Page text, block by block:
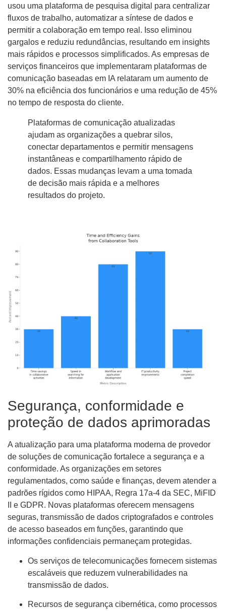
usou uma plataforma de pesquisa digital para centralizar
fluxos de trabalho, automatizar a síntese de dados e
permitir a colaboração em tempo real. Isso eliminou
gargalos e reduziu redundâncias, resultando em insights
mais rápidos e processos simplificados. As empresas de
serviços financeiros que implementaram plataformas de
comunicação baseadas em IA relataram um aumento de
30% na eficiência dos funcionários e uma redução de 45%
no tempo de resposta do cliente.
Plataformas de comunicação atualizadas
ajudam as organizações a quebrar silos,
conectar departamentos e permitir mensagens
instantâneas e compartilhamento rápido de
dados. Essas mudanças levam a uma tomada
de decisão mais rápida e a melhores
resultados do projeto.
Segurança, conformidade e
proteção de dados aprimoradas
A atualização para uma plataforma moderna de provedor
de soluções de comunicação fortalece a segurança e a
conformidade. As organizações em setores
regulamentados, como saúde e finanças, devem atender a
padrões rígidos como HIPAA, Regra 17a-4 da SEC, MiFID
II e GDPR. Novas plataformas oferecem mensagens
seguras, transmissão de dados criptografados e controles
de acesso baseados em funções, garantindo que
informações confidenciais permaneçam protegidas.
Os serviços de telecomunicações fornecem sistemas
escaláveis ​​que reduzem vulnerabilidades na
transmissão de dados.
Recursos de segurança cibernética, como processos